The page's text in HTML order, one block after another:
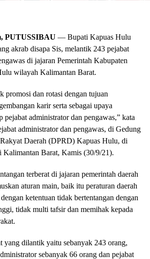
PUTUSSIBAU — Bupati Kapuas Hulu
akrab disapa Sis, melantik 243 pejabat
di jajaran Pemerintah Kabupaten
wilayah Kalimantan Barat.
promosi dan rotasi dengan tujuan
karir serta sebagai upaya
pejabat administrator dan pengawas,” kata
administrator dan pengawas, di Gedung
Daerah (DPRD) Kapuas Hulu, di
Kalimantan Barat, Kamis (30/9/21).
terberat di jajaran pemerintah daerah
aturan main, baik itu peraturan daerah
ketentuan tidak bertentangan dengan
tidak multi tafsir dan memihak kepada
yang dilantik yaitu sebanyak 243 orang,
sebanyak 66 orang dan pejabat